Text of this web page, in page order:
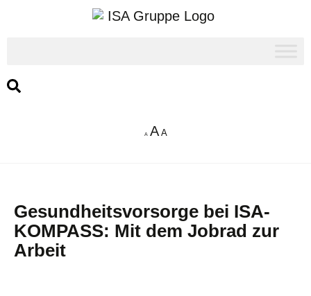
A A A
Gesundheitsvorsorge bei ISA-
KOMPASS: Mit dem Jobrad zur
Arbeit